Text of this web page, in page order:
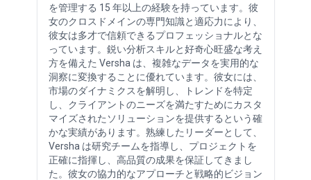
を管理する 15 年以上の経験を持っています。彼
女のクロスドメインの専門知識と適応力により、
彼女は多才で信頼できるプロフェッショナルとな
っています。鋭い分析スキルと好奇心旺盛な考え
方を備えた Versha は、複雑なデータを実用的な
洞察に変換することに優れています。彼女には、
市場のダイナミクスを解明し、トレンドを特定
し、クライアントのニーズを満たすためにカスタ
マイズされたソリューションを提供するという確
かな実績があります。熟練したリーダーとして、
Versha は研究チームを指導し、プロジェクトを
正確に指揮し、高品質の成果を保証してきまし
た。彼女の協力的なアプローチと戦略的ビジョン